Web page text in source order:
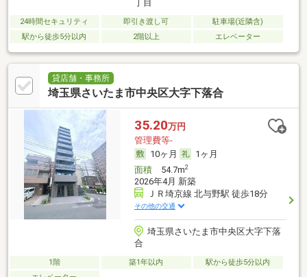
丁目
24時間セキュリティ 即引き渡し可
駐車場(近隣含)
駅から徒歩5分以内
2階以上 エレベーター
貸店舗・事務所
埼玉県さいたま市中央区大字下落合
35.20万円
管理費等-
10ヶ月
1ヶ月
面積54.7m2
2026年4月 新築
ＪＲ埼京線 北与野駅 徒歩18分
その他の交通
埼玉県さいたま市中央区大字下落
合
1階 築1年以内
駅から徒歩5分以内